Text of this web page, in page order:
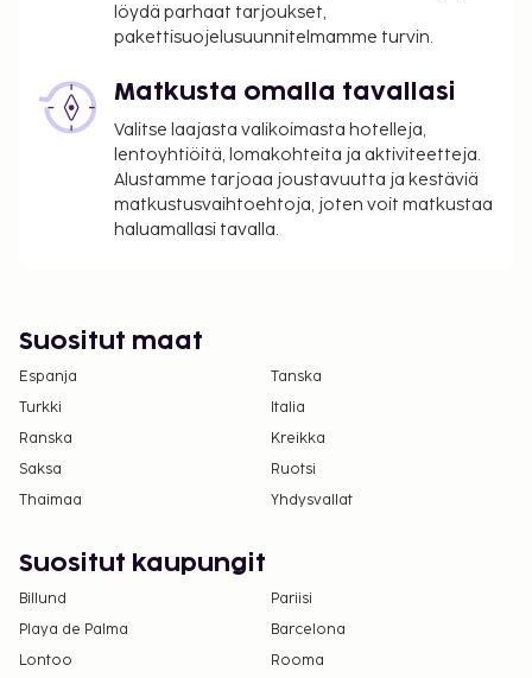
löydä parhaat tarjoukset,
pakettisuojelusuunnitelmamme turvin.
Matkusta omalla tavallasi
Valitse laajasta valikoimasta hotelleja,
lentoyhtiöitä, lomakohteita ja aktiviteetteja.
Alustamme tarjoaa joustavuutta ja kestäviä
matkustusvaihtoehtoja, joten voit matkustaa
haluamallasi tavalla.
Suositut maat
Espanja
Tanska
Turkki
Italia
Ranska
Kreikka
Saksa
Ruotsi
Thaimaa
Yhdysvallat
Suositut kaupungit
Billund
Pariisi
Playa de Palma
Barcelona
Lontoo
Rooma